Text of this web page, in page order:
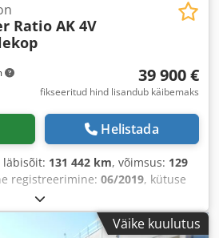
Ratio AK 4V
39 900 €
fikseeritud hind lisandub käibemaks
Helistada
läbisõit: 131 442 km, võimsus: 129
registreerimine: 06/2019, kütuse
7 490 kg
tüüp:mehaaniline,
2019, Varustus: ABS,
Väike kuulutus